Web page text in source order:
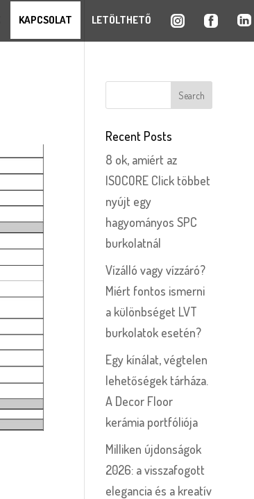
KAPCSOLAT LETÖLTHETŐ
Recent Posts
8 ok, amiért az
ISOCORE Click többet
nyújt egy
hagyományos SPC
burkolatnál
Vízálló vagy vízzáró?
Miért fontos ismerni
a különbséget LVT
burkolatok esetén?
Egy kínálat, végtelen
lehetőségek tárháza.
A Decor Floor
kerámia portfóliója
Milliken újdonságok
2026: a visszafogott
elegancia és a kreatív